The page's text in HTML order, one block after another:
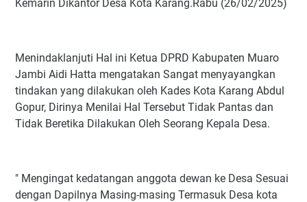
Kemarin Dikantor Desa Kota Karang.Rabu (26/02/2025)
Menindaklanjuti Hal ini Ketua DPRD Kabupaten Muaro
Jambi Aidi Hatta mengatakan Sangat menyayangkan
tindakan yang dilakukan oleh Kades Kota Karang Abdul
Gopur, Dirinya Menilai Hal Tersebut Tidak Pantas dan
Tidak Beretika Dilakukan Oleh Seorang Kepala Desa.
" Mengingat kedatangan anggota dewan ke Desa Sesuai
dengan Dapilnya Masing-masing Termasuk Desa kota